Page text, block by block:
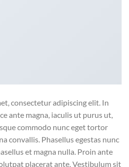
consectetur adipiscing elit. In
ante magna, iaculis ut purus ut,
commodo nunc eget tortor
convallis. Phasellus egestas nunc
et magna nulla. Proin ante
placerat ante. Vestibulum sit